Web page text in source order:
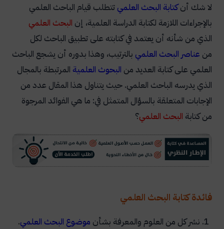
لا شك أنكتابة البحث العلمي تتطلب قيام الباحث العلمي
بالإجراءات اللازمة لكتابة الدراسة العلمية، إن البحث العلمي
الذي من شأنه أن يعتمد في كتابته على تطبيق الباحث لكل
من عناصر البحث العلمي بالترتيب، وهذا بدوره أن يشجع الباحث
العلمي على كتابة العديد من البحوث العلمية المرتبطة بالمجال
الذي يدرسه الباحث العلمي. حيث يتناول هذا المقال عدد من
الإجابات المتعلقة بالسؤال المتمثل في: ما هي الفوائد المرجوة
من كتابة البحث العلمي؟
فائدة كتابة البحث العلمي
نشر كل من العلوم والمعرفة بشأن موضوع البحث العلمي.